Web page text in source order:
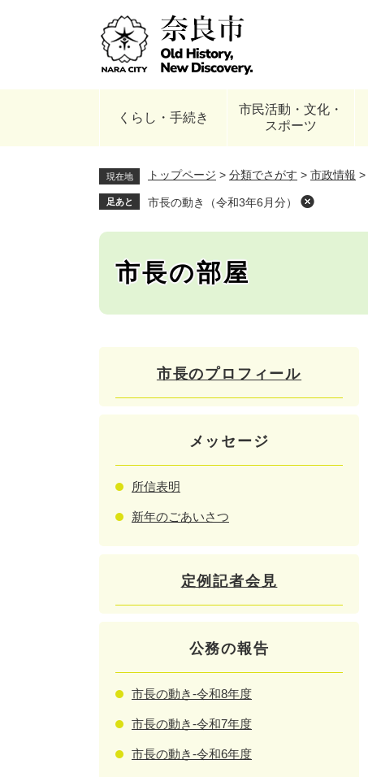
くらし・手続き
市民活動・文化・
スポーツ
現在地 トップページ > 分類でさがす > 市政情報 >
足あと 市長の動き（令和3年6月分）
市長の部屋
市長のプロフィール
メッセージ
所信表明
新年のごあいさつ
定例記者会見
公務の報告
市長の動き-令和8年度
市長の動き-令和7年度
市長の動き-令和6年度